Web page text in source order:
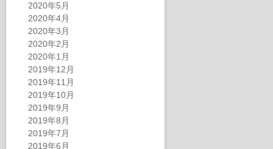
2020年5月
2020年4月
2020年3月
2020年2月
2020年1月
2019年12月
2019年11月
2019年10月
2019年9月
2019年8月
2019年7月
2019年6月